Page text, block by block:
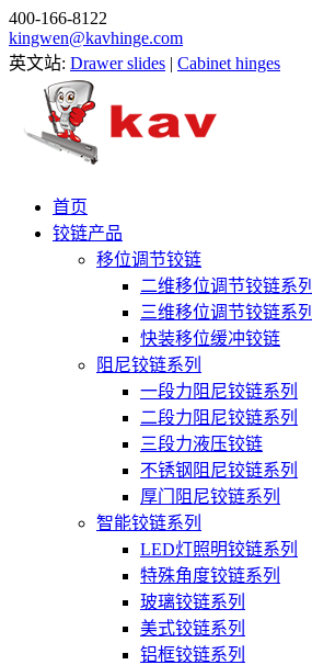
400-166-8122
kingwen@kavhinge.com
英文站: Drawer slides | Cabinet hinges
首页
铰链产品
移位调节铰链
二维移位调节铰链系列
三维移位调节铰链系列
快装移位缓冲铰链
阻尼铰链系列
一段力阻尼铰链系列
二段力阻尼铰链系列
三段力液压铰链
不锈钢阻尼铰链系列
厚门阻尼铰链系列
智能铰链系列
LED灯照明铰链系列
特殊角度铰链系列
玻璃铰链系列
美式铰链系列
铝框铰链系列